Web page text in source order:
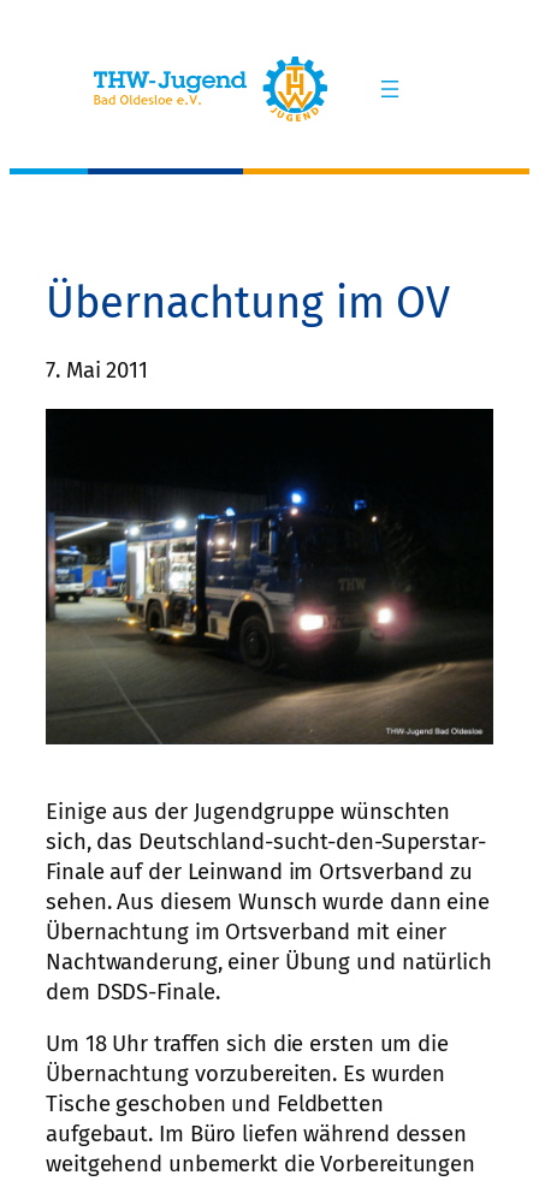
springen
Übernachtung im OV
7. Mai 2011
Einige aus der Jugendgruppe wünschten
sich, das Deutschland-sucht-den-Superstar-
Finale auf der Leinwand im Ortsverband zu
sehen. Aus diesem Wunsch wurde dann eine
Übernachtung im Ortsverband mit einer
Nachtwanderung, einer Übung und natürlich
dem DSDS-Finale.
Um 18 Uhr traffen sich die ersten um die
Übernachtung vorzubereiten. Es wurden
Tische geschoben und Feldbetten
aufgebaut. Im Büro liefen während dessen
weitgehend unbemerkt die Vorbereitungen